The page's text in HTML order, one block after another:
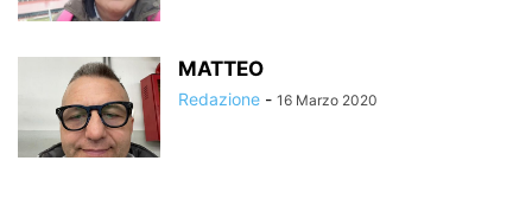
MATTEO
Redazione - 16 Marzo 2020